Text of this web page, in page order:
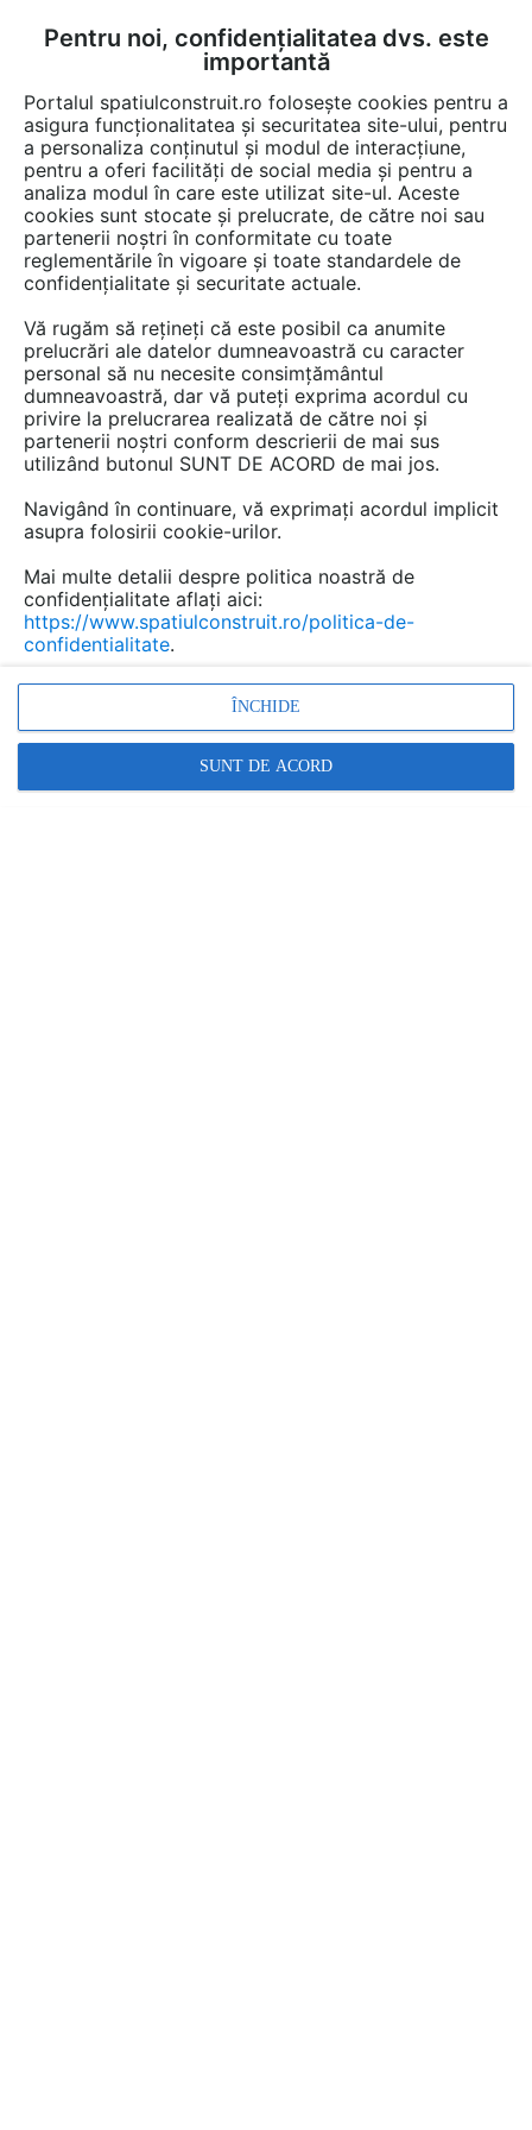
FĂ-ȚI CONT LOGIN
CUM SE FACE
Afla totul despre "Casti
rezistente"
1 GAMA DE PRODUSE
ALL AUDIO - BOSE IN ROMANIA
Casti wireless, sport si cu anularea zgomotului
RESTRANGE
Pentru noi, confidențialitatea dvs. este
importantă
Portalul spatiulconstruit.ro folosește cookies pentru a
asigura funcționalitatea și securitatea site-ului, pentru
a personaliza conținutul și modul de interacțiune,
pentru a oferi facilități de social media și pentru a
analiza modul în care este utilizat site-ul. Aceste
cookies sunt stocate și prelucrate, de către noi sau
partenerii noștri în conformitate cu toate
reglementările în vigoare și toate standardele de
confidențialitate și securitate actuale.
Vă rugăm să rețineți că este posibil ca anumite
prelucrări ale datelor dumneavoastră cu caracter
personal să nu necesite consimțământul
dumneavoastră, dar vă puteți exprima acordul cu
privire la prelucrarea realizată de către noi și
partenerii noștri conform descrierii de mai sus
utilizând butonul SUNT DE ACORD de mai jos.
Navigând în continuare, vă exprimați acordul implicit
asupra folosirii cookie-urilor.
Mai multe detalii despre politica noastră de
confidențialitate aflați aici:
https://www.spatiulconstruit.ro/politica-de-
confidentialitate.
ÎNCHIDE
SUNT DE ACORD